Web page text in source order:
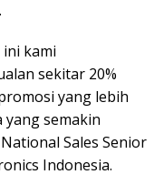
kami
sekitar 20%
yang lebih
yang semakin
Sales Senior
Indonesia.